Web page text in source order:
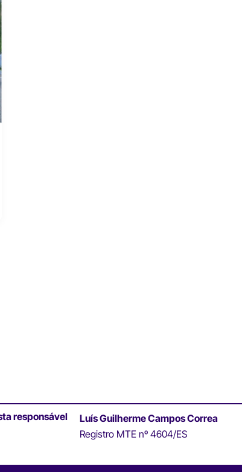
responsável
Luís Guilherme Campos Correa
Registro MTE nº 4604/ES